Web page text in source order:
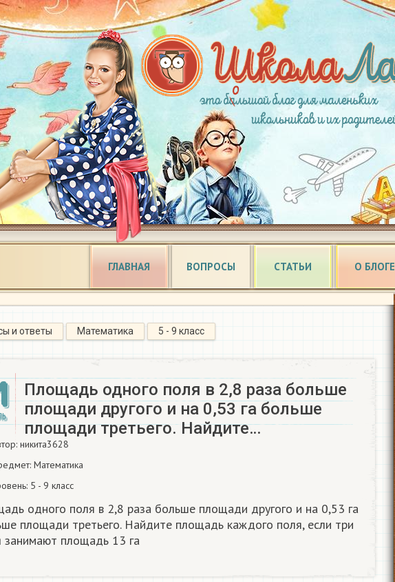
ГЛАВНАЯ ВОПРОСЫ СТАТЬИ О БЛОГЕ
и ответы Математика 5 - 9 класс
Площадь одного поля в 2,8 раза больше
площади другого и на 0,53 га больше
площади третьего. Найдите…
никита3628
Математика
5 - 9 класс
одного поля в 2,8 раза больше площади другого и на 0,53 га
площади третьего. Найдите площадь каждого поля, если три
занимают площадь 13 га